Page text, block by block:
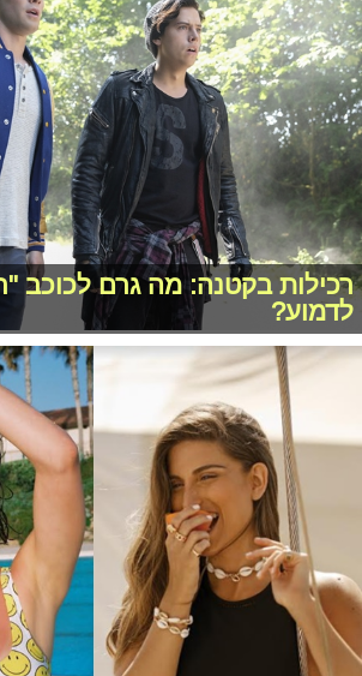
רכילות בקטנה: מה גרם לכוכב
לדמוע?